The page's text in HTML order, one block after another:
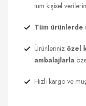
tüm kişisel
Tüm
Ürünleriniz özel
ambalajlarla
Hızlı kargo ve